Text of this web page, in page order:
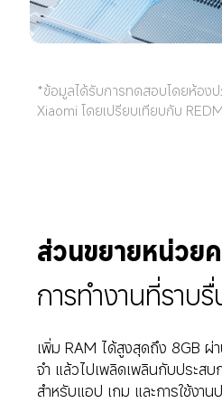
*ข้อมูลได้รับการทดสอบโดยห้อง
Xiaomi โดยเปรียบเทียบกับ
ส่วนขยายหน่วย
การทำงานที่ราบรื่
เพิ่ม RAM ได้สูงสุดถึง 8GB ผ่
จำ แล้วไปเพลิดเพลินกับประส
สำหรับแอป เกม และการใช้งาน